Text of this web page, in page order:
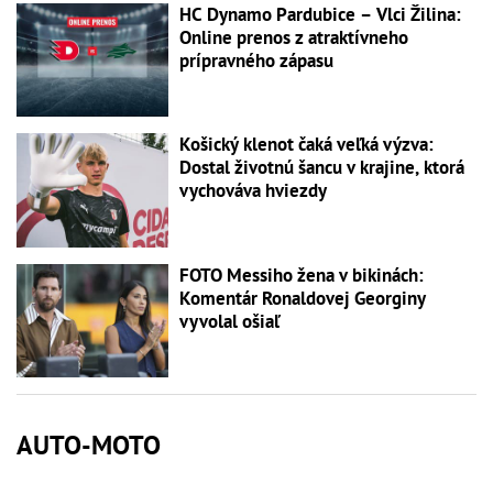
HC Dynamo Pardubice – Vlci Žilina:
Online prenos z atraktívneho
prípravného zápasu
Košický klenot čaká veľká výzva:
Dostal životnú šancu v krajine, ktorá
vychováva hviezdy
FOTO Messiho žena v bikinách:
Komentár Ronaldovej Georginy
vyvolal ošiaľ
AUTO-MOTO